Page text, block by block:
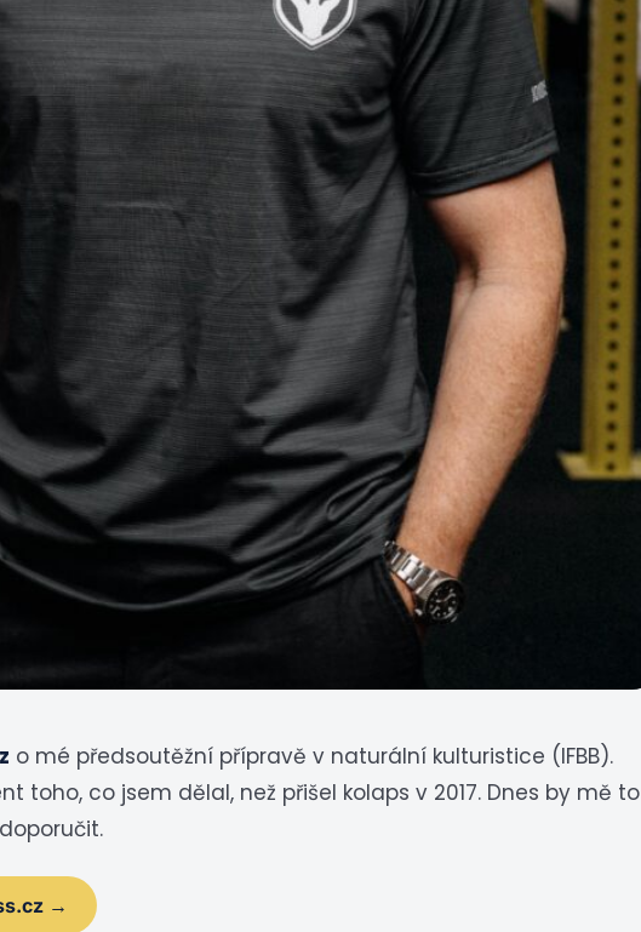
o mé předsoutěžní přípravě v naturální kulturistice (IFBB).
toho, co jsem dělal, než přišel kolaps v 2017. Dnes by mě to
→